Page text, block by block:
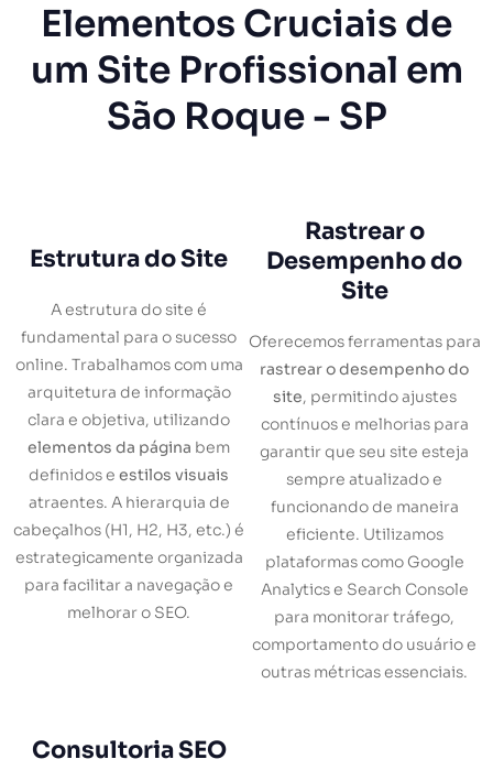
Elementos Cruciais de
um Site Profissional em
São Roque - SP
Estrutura do Site
A estrutura do site é
fundamental para o sucesso
online. Trabalhamos com uma
arquitetura de informação
clara e objetiva, utilizando
elementos da página bem
definidos e estilos visuais
atraentes. A hierarquia de
cabeçalhos (H1, H2, H3, etc.) é
estrategicamente organizada
para facilitar a navegação e
melhorar o SEO.
Rastrear o
Desempenho do
Site
Oferecemos ferramentas para
rastrear o desempenho do
site, permitindo ajustes
contínuos e melhorias para
garantir que seu site esteja
sempre atualizado e
funcionando de maneira
eficiente. Utilizamos
plataformas como Google
Analytics e Search Console
para monitorar tráfego,
comportamento do usuário e
outras métricas essenciais.
Consultoria SEO